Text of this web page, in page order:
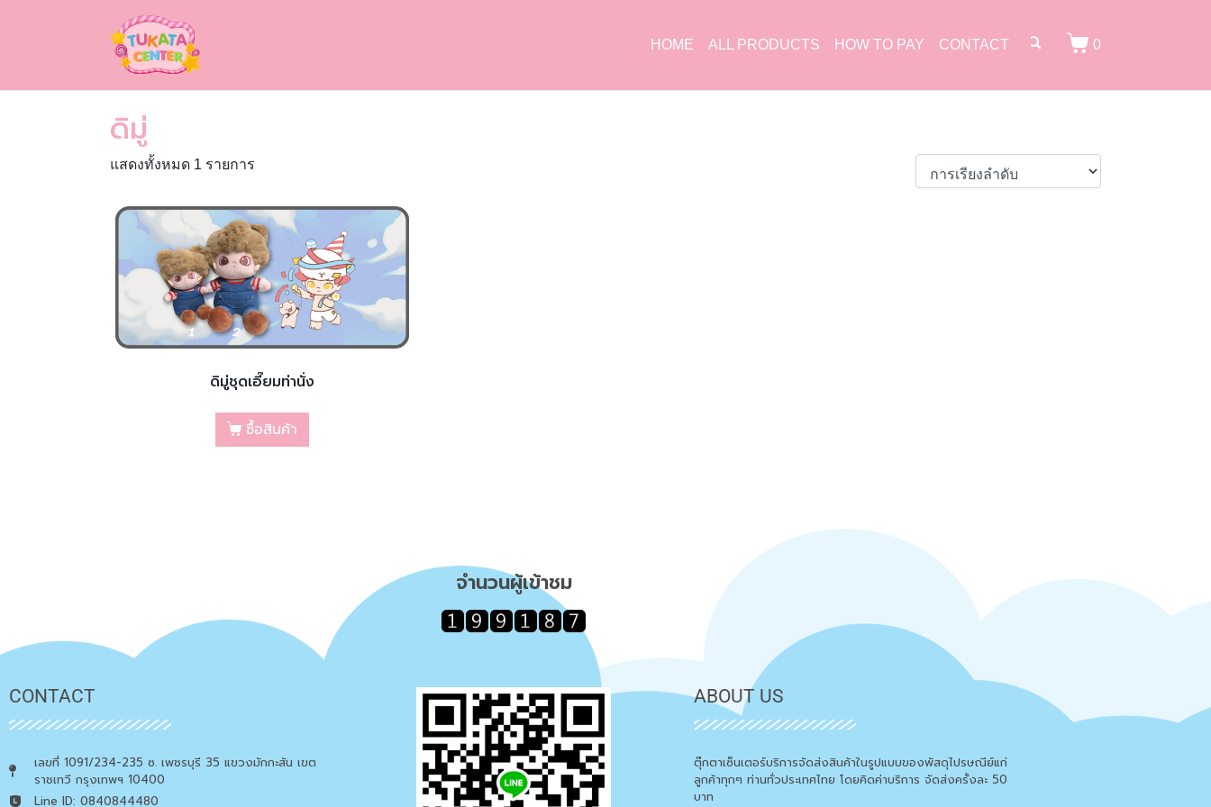
HOME ALL PRODUCTS HOW TO PAY CONTACT 0
ดิมู่
แสดงทั้งหมด 1 รายการ
ดิมู่ชุดเอี๊ยมท่านั่ง
ซื้อสินค้า
จำนวนผู้เข้าชม
CONTACT
เลขที่ 1091/234-235 ซ. เพชรบุรี 35 แขวงมักกะสัน เขต
ราชเทวี กรุงเทพฯ 10400
Line ID: 0840844480
ABOUT US
ตุ๊กตาเซ็นเตอร์บริการจัดส่งสินค้าในรูปแบบของพัสดุไปรษณีย์แก่
ลูกค้าทุกๆ ท่านทั่วประเทศไทย โดยคิดค่าบริการ จัดส่งครั้งละ 50
บาท